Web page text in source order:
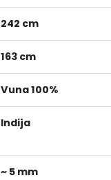
242 cm
163 cm
Vuna 100%
Indija
~ 5 mm